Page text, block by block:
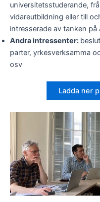
universitetsstuderande,
vidareutbildning eller till
intresserade av tanken
Andra intressenter:
parter, yrkesverksamma
osv
Ladda ner